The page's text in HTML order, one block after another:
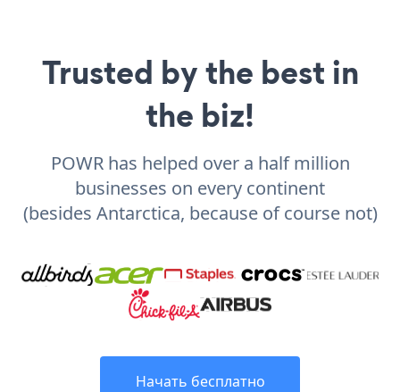
Trusted by the best in
the biz!
POWR has helped over a half million
businesses on every continent
(besides Antarctica, because of course not)
Начать бесплатно